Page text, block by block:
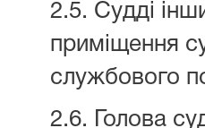
2.5. Судді
приміщення
службового
2.6. Голова